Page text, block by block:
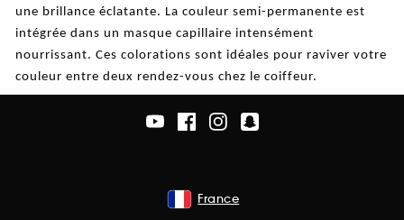
une brillance éclatante. La couleur semi-permanente est
intégrée dans un masque capillaire intensément
nourrissant. Ces colorations sont idéales pour raviver votre
couleur entre deux rendez-vous chez le coiffeur.
France